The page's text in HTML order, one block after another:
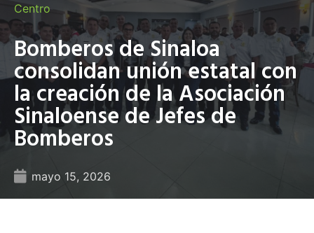
Centro
Bomberos de Sinaloa
consolidan unión estatal con
la creación de la Asociación
Sinaloense de Jefes de
Bomberos
mayo 15, 2026